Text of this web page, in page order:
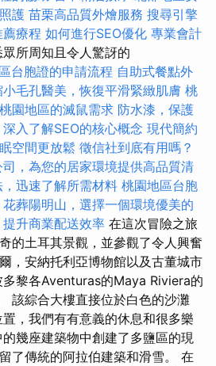
護 苗栗高品質外燴服務 搜尋引擎
療程 如何進行SEO優化 專業會計
所周知且令人驚訝的
台胞證的申請流程 自助式餐點外
小毛孔醫美，恢復平滑緊緻肌膚 桃
園地區的滅鼠需求 防水漆，保護
深入了解SEO的核心概念 現代簡約
空間更放鬆 徵信社到底有用嗎？
，為您的居家環境提供高品質清
迅速了解所需材料 桃園地區台胞
花葬陽明山，選擇一個環境優美的
升商業配送效率 在這次冒險之旅
的土耳其景觀，並參觀了令人興奮
，安納托利亞博物館以及古董城市
黎各Aventuras的Maya Riviera的
該綜合大樓直接位於白色的沙灘
置，我們有有意義的休息和很多樂
幾座建築物中創建了多鹽區的現
了傳統的阿拉伯建築和滑雪。 在